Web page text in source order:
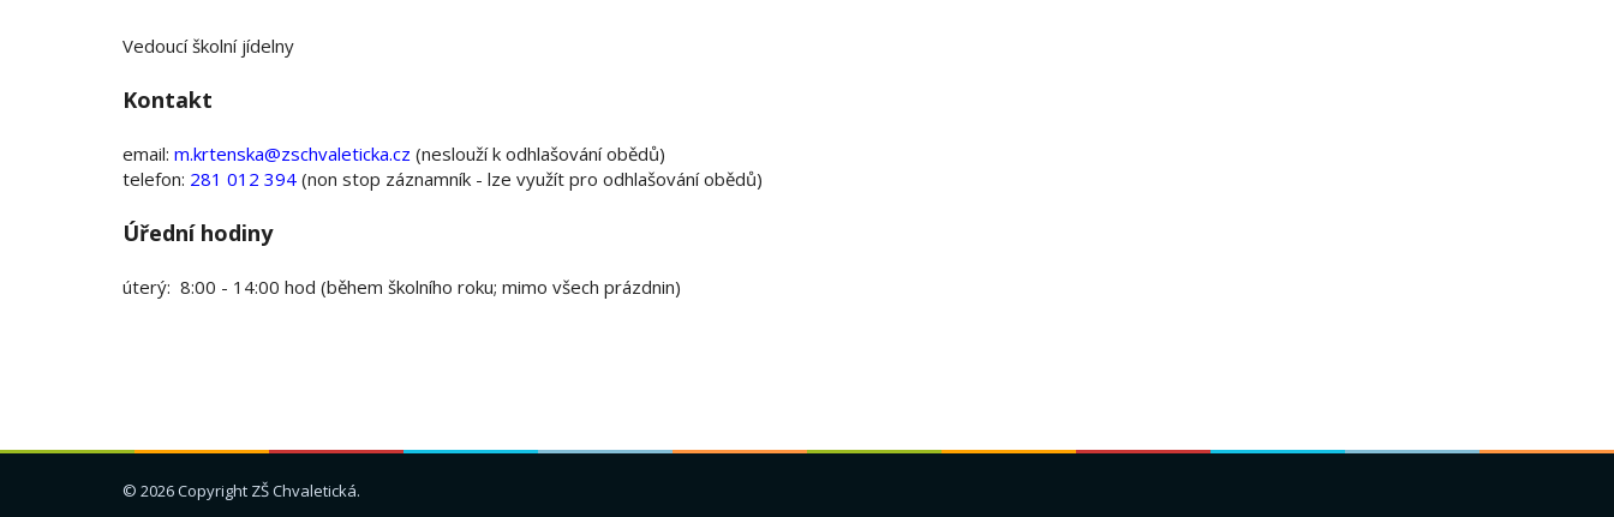
Vedoucí školní jídelny
Kontakt
email: m.krtenska@zschvaleticka.cz (neslouží k odhlašování obědů)
telefon: 281 012 394 (non stop záznamník - lze využít pro odhlašování obědů)
Úřední hodiny
úterý: 8:00 - 14:00 hod (během školního roku; mimo všech prázdnin)
© 2026 Copyright ZŠ Chvaletická.